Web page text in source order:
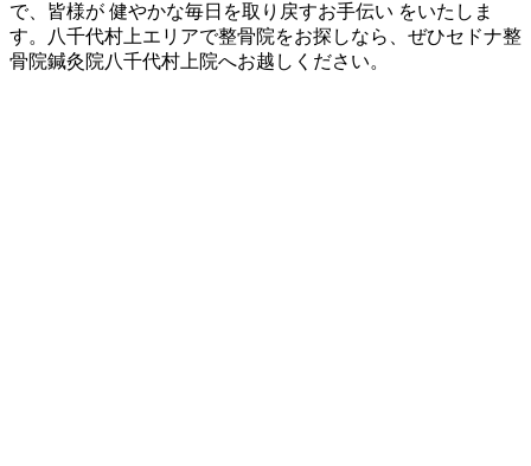
で、皆様が 健やかな毎日を取り戻すお手伝い をいたしま
す。八千代村上エリアで整骨院をお探しなら、ぜひセドナ整
骨院鍼灸院八千代村上院へお越しください。